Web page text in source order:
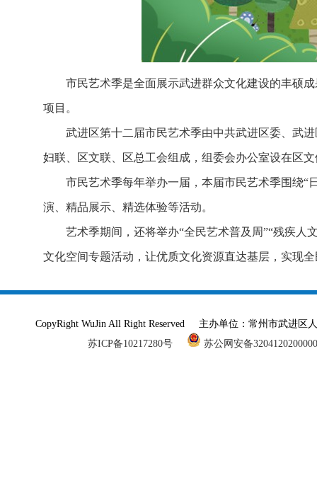
市民艺术季是全面展示武进群众文化建设的丰硕
项目。
武进区第十二届市民艺术季由中共武进区委、武
妇联、区文联、区总工会组成，组委会办公室设在区
市民艺术季每年举办一届，本届市民艺术季围绕“
演、精品展示、精选体验等活动。
艺术季期间，还将举办“全民艺术普及周”“残疾人
文化空间专题活动，让优质文化资源直达基层，实现
CopyRight WuJin All Right Reserved 主办单位：常州市武进
苏ICP备10217280号
苏公网安备